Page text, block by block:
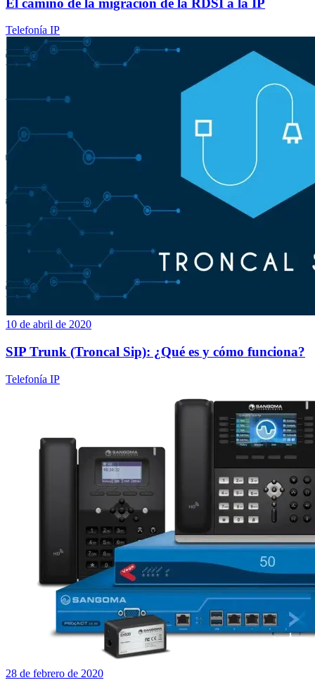
Telefonía IP
10 de abril de 2020
SIP Trunk (Troncal Sip): ¿Qué es y cómo funciona?
Telefonía IP
28 de febrero de 2020